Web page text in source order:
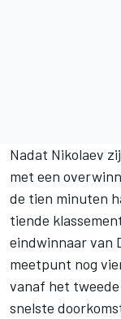
Nadat Nikolaev
met een
de tien minuten
tiende
eindwinnaar van
meetpunt nog
vanaf het
snelste